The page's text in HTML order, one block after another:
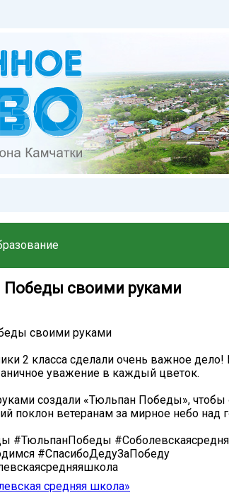
Победы своими руками
своими руками
2 класса сделали очень важное
уважение в каждый цветок.
создали «Тюльпан Победы», чтобы
поклон ветеранам за мирное небо над
#ТюльпанПобеды
#СпасибоДедуЗаПобеду
средняя школа»